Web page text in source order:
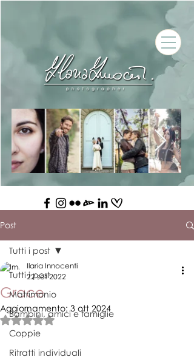
Post
Tutti i post
Matrimonio
Bambini, amici e famiglie
Coppie
Ritratti individuali
Tutti i post
Grace
Ilaria Innocenti
22 set 2022
Aggiornamento:3 ott 2024
Valutazione NaN stelle su 5.